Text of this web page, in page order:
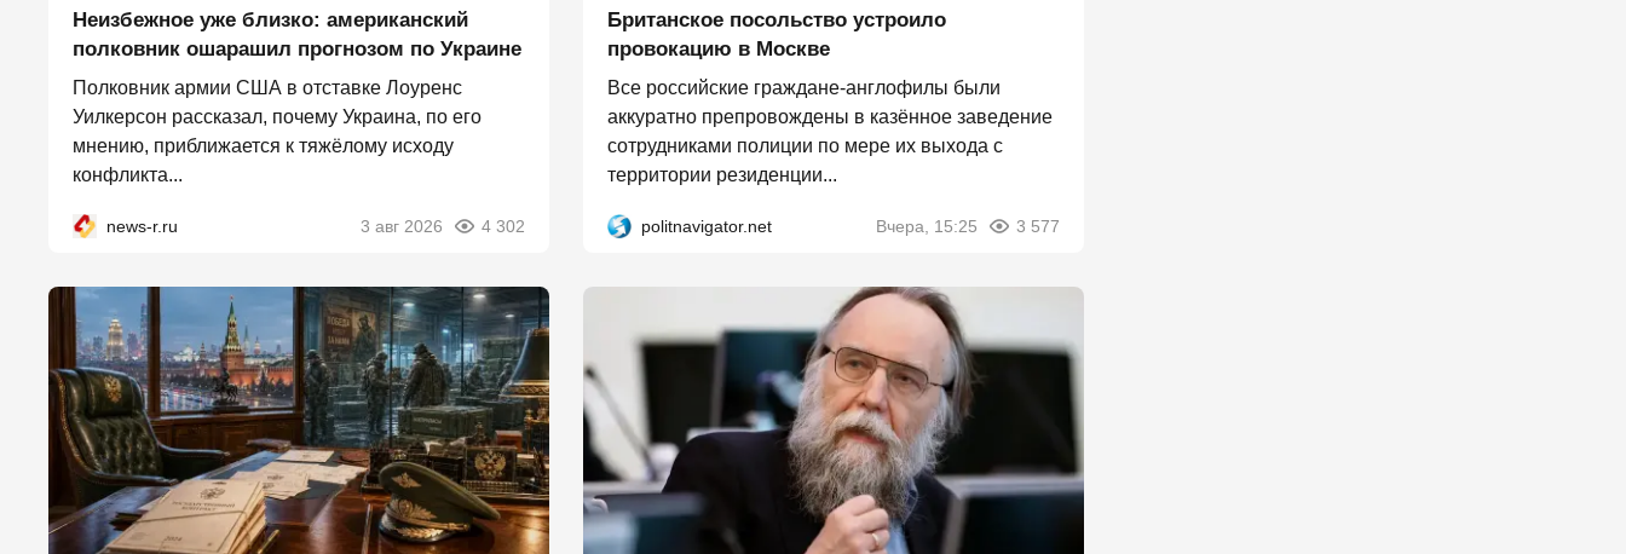
Неизбежное уже близко: американский
полковник ошарашил прогнозом по Украине
Полковник армии США в отставке Лоуренс
Уилкерсон рассказал, почему Украина, по его
мнению, приближается к тяжёлому исходу
конфликта...
news-r.ru 3 авг 2026 4 302
Британское посольство устроило
провокацию в Москве
Все российские граждане-англофилы были
аккуратно препровождены в казённое заведение
сотрудниками полиции по мере их выхода с
территории резиденции...
politnavigator.net Вчера, 15:25 3 577